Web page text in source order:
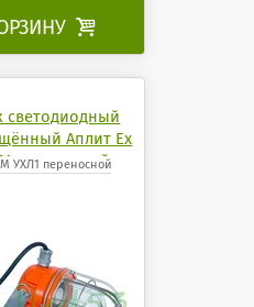

светодиодный
Аплит Ех
переносной
УХЛ1 переносной